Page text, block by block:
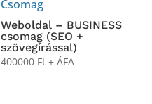
Weboldal – BUSINESS
csomag (SEO +
szövegírással)
400000 Ft + ÁFA